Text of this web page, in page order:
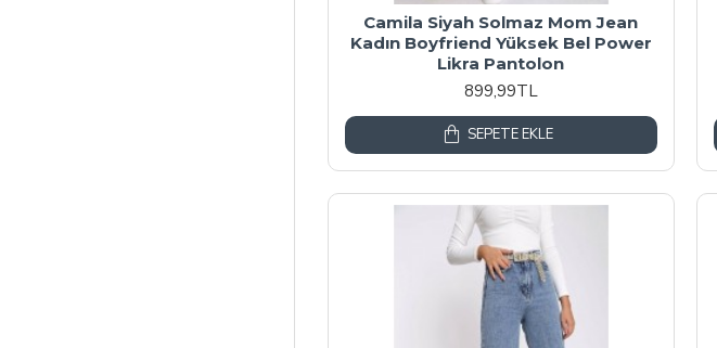
Camila Siyah Solmaz Mom Jean
Kadın Boyfriend Yüksek Bel Power
Likra Pantolon
899,99TL
SEPETE EKLE